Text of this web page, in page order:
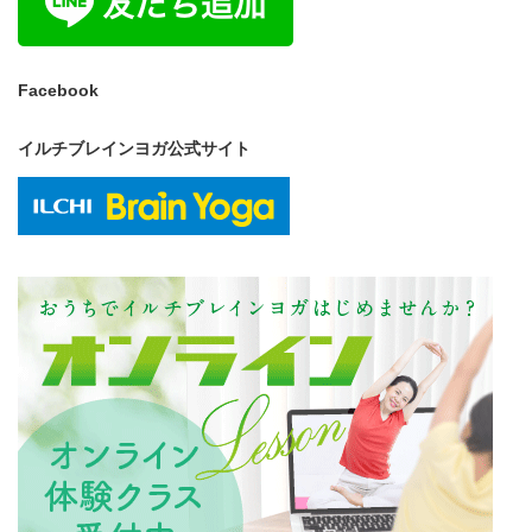
Facebook
イルチブレインヨガ公式サイト